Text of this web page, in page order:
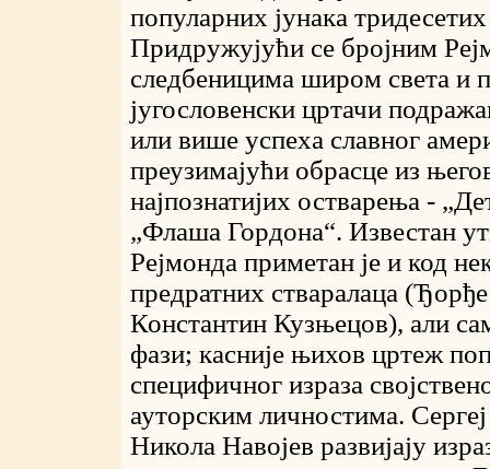
популарних јунака
Придружујући се бројним
следбеницима широм света и
југословенски цртачи
или више успеха славног
преузимајући обрасце из
најпознатијих остварења -
„Флаша Гордона“. Известан
Рејмонда приметан је и код
предратних стваралаца
Константин Кузњецов), али
фази; касније њихов цртеж
специфичног израза
ауторским личностима.
Никола Навојев развијају